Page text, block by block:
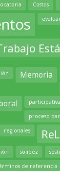
Costos
Memoria
participativa
proceso
regionales
solidez
de referencia